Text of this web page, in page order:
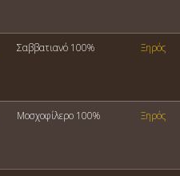
Σαββατιανό 100% Ξηρός
Μοσχοφίλερο 100% Ξηρός